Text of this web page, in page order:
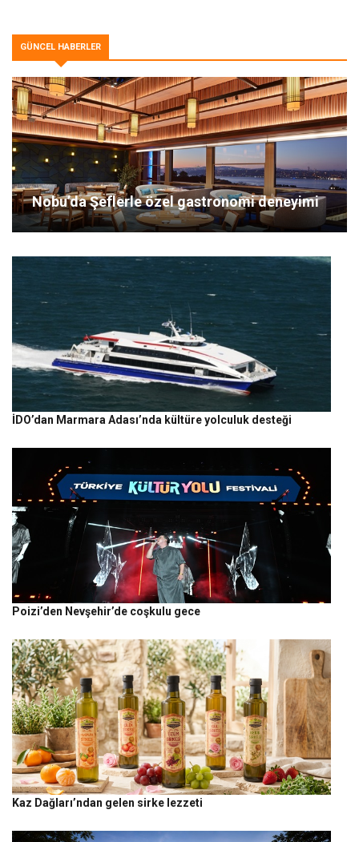
GÜNCEL HABERLER
Nobu’da Şeflerle özel gastronomi deneyimi
İDO’dan Marmara Adası’nda kültüre yolculuk desteği
Poizi’den Nevşehir’de coşkulu gece
Kaz Dağları’ndan gelen sirke lezzeti